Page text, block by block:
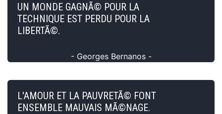
UN MONDE GAGNÃ© POUR LA
TECHNIQUE EST PERDU POUR LA
LIBERTÃ©.
- Georges Bernanos -
L'AMOUR ET LA PAUVRETÃ© FONT
ENSEMBLE MAUVAIS MÃ©NAGE.